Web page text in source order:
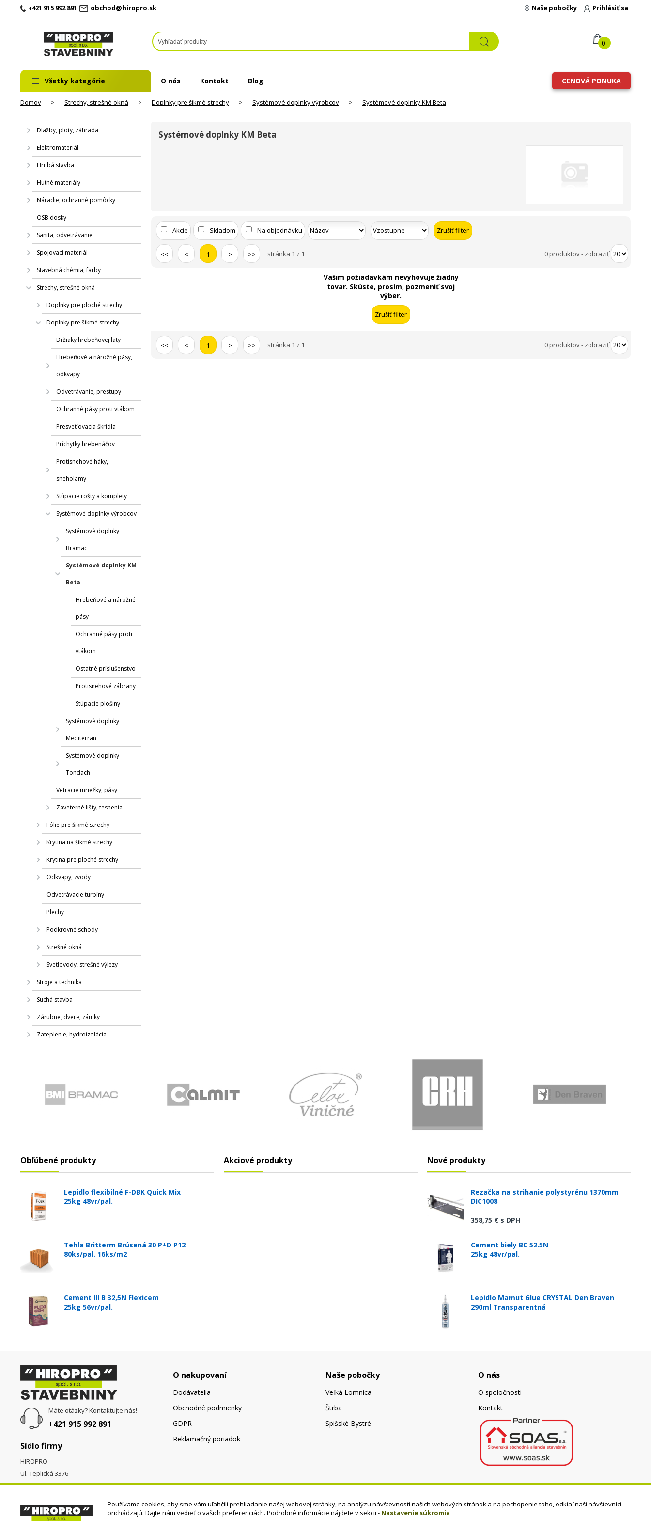
+421 915 992 891 obchod@hiropro.sk Prihlásiť sa
Naše pobočky
0
Všetky kategórie O nás Kontakt Blog CENOVÁ PONUKA
Domov > Strechy, strešné okná > Doplnky pre šikmé strechy > Systémové doplnky výrobcov > Systémové doplnky KM Beta
Dlažby, ploty, záhrada
Elektromateriál
Hrubá stavba
Hutné materiály
Náradie, ochranné pomôcky
OSB dosky
Sanita, odvetrávanie
Spojovací materiál
Stavebná chémia, farby
Strechy, strešné okná
Doplnky pre ploché strechy
Doplnky pre šikmé strechy
Držiaky hrebeňovej laty
Hrebeňové a nárožné pásy,
odkvapy
Odvetrávanie, prestupy
Ochranné pásy proti vtákom
Presvetľovacia škridla
Príchytky hrebenáčov
Protisnehové háky,
sneholamy
Stúpacie rošty a komplety
Systémové doplnky výrobcov
Systémové doplnky
Bramac
Systémové doplnky KM
Beta
Hrebeňové a nárožné
pásy
Ochranné pásy proti
vtákom
Ostatné príslušenstvo
Protisnehové zábrany
Stúpacie plošiny
Systémové doplnky
Mediterran
Systémové doplnky
Tondach
Vetracie mriežky, pásy
Záveterné lišty, tesnenia
Fólie pre šikmé strechy
Krytina na šikmé strechy
Krytina pre ploché strechy
Odkvapy, zvody
Odvetrávacie turbíny
Plechy
Podkrovné schody
Strešné okná
Svetlovody, strešné výlezy
Stroje a technika
Suchá stavba
Zárubne, dvere, zámky
Zateplenie, hydroizolácia
Systémové doplnky KM Beta
Akcie Skladom Na objednávku
<< < 1 > >> stránka 1 z 1 0 produktov- zobraziť
Vašim požiadavkám nevyhovuje žiadny
tovar. Skúste, prosím, pozmeniť svoj
výber.
<< < 1 > >> stránka 1 z 1 0 produktov- zobraziť
Obľúbené produkty
Lepidlo flexibilné F-DBK Quick Mix
25kg 48vr/pal.
Tehla Britterm Brúsená 30 P+D P12
80ks/pal. 16ks/m2
Cement III B 32,5N Flexicem
25kg 56vr/pal.
Akciové produkty Nové produkty
Rezačka na strihanie polystyrénu 1370mm
DIC1008
358,75 € s DPH
Cement biely BC 52.5N
25kg 48vr/pal.
Lepidlo Mamut Glue CRYSTAL Den Braven
290ml Transparentná
Máte otázky? Kontaktujte nás!
+421 915 992 891
Sídlo firmy
HIROPRO
Ul. Teplická 3376
058 01Poprad
O nakupovaní
Dodávatelia
Obchodné podmienky
GDPR
Reklamačný poriadok
Naše pobočky
Veľká Lomnica
Štrba
Spišské Bystré
O nás
O spoločnosti
Kontakt
Používame cookies, aby sme vám uľahčili prehliadanie našej webovej stránky, na analýzu návštevnosti našich webových stránok a na pochopenie toho, odkiaľ naši návštevníci
prichádzajú. Dajte nám vedieť o vašich preferenciách. Podrobné informácie nájdete v sekcii - Nastavenie súkromia